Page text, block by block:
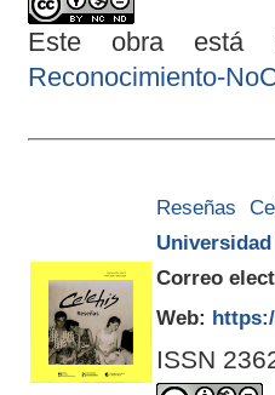
Este obra está
Reconocimiento-
Reseñas
Correo
Web:
ISSN